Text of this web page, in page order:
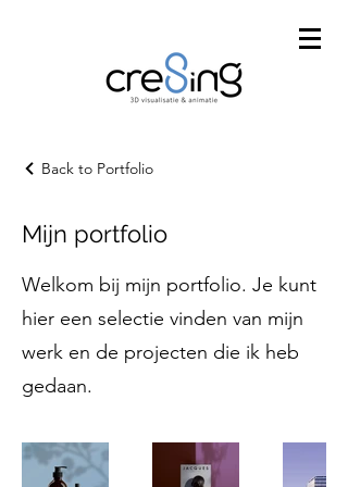
Back to Portfolio
Mijn portfolio
Welkom bij mijn portfolio. Je kunt
hier een selectie vinden van mijn
werk en de projecten die ik heb
gedaan.